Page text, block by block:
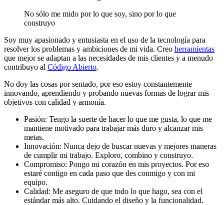
No sólo me mido por lo que soy, sino por lo que
construyo
Soy muy apasionado y entusiasta en el uso de la tecnología para
resolver los problemas y ambiciones de mi vida. Creo herramientas
que mejor se adaptan a las necesidades de mis clientes y a menudo
contribuyo al Código Abierto.
No doy las cosas por sentado, por eso estoy constantemente
innovando, aprendiendo y probando nuevas formas de lograr mis
objetivos con calidad y armonía.
Pasión: Tengo la suerte de hacer lo que me gusta, lo que me
mantiene motivado para trabajar más duro y alcanzar mis
metas.
Innovación: Nunca dejo de buscar nuevas y mejores maneras
de cumplir mi trabajo. Exploro, combino y construyo.
Compromiso: Pongo mi corazón en mis proyectos. Por eso
estaré contigo en cada paso que des conmigo y con mi
equipo.
Calidad: Me aseguro de que todo lo que hago, sea con el
estándar más alto. Cuidando el diseño y la funcionalidad.